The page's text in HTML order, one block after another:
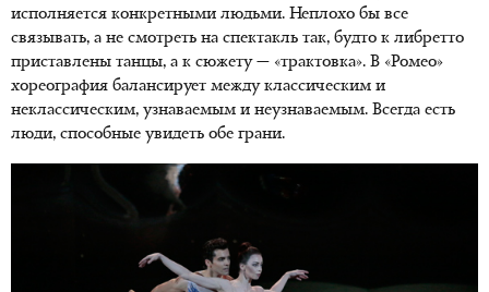
исполняется конкретными людьми. Неплохо бы все
связывать, а не смотреть на спектакль так, будто к либретто
приставлены танцы, а к сюжету — «трактовка». В «Ромео»
хореография балансирует между классическим и
неклассическим, узнаваемым и неузнаваемым. Всегда есть
люди, способные увидеть обе грани.